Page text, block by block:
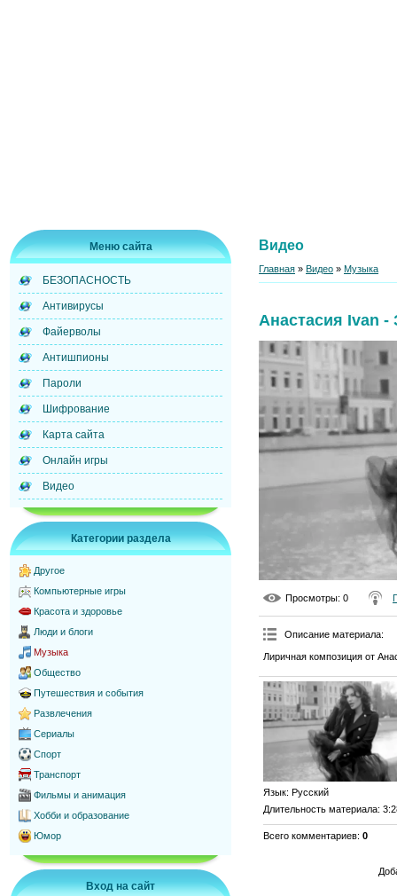
Меню сайта
БЕЗОПАСНОСТЬ
Антивирусы
Файерволы
Антишпионы
Пароли
Шифрование
Карта сайта
Онлайн игры
Видео
Категории раздела
Другое
Компьютерные игры
Красота и здоровье
Люди и блоги
Музыка
Общество
Путешествия и события
Развлечения
Сериалы
Спорт
Транспорт
Фильмы и анимация
Хобби и образование
Юмор
Вход на сайт
Видео
Главная » Видео » Музыка
Анастасия Ivan -
Просмотры: 0
Описание материала:
Лиричная композиция от
Язык: Русский
Длительность материала:
Всего комментариев: 0